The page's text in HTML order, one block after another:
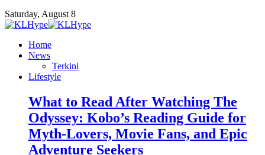
Saturday, August 8
Home
News
Terkini
Lifestyle
What to Read After Watching The
Odyssey: Kobo’s Reading Guide for
Myth-Lovers, Movie Fans, and Epic
Adventure Seekers